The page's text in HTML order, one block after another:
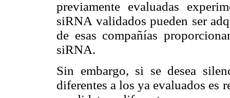
previamente evaluadas
siRNA validados pueden ser
de esas compañías
siRNA.
Sin embargo, si se desea
diferentes a los ya evaluados es